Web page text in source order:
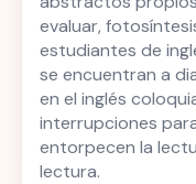
evaluar,
estudiantes de
se encuentran a
en el inglés
interrupciones
entorpecen la
lectura.